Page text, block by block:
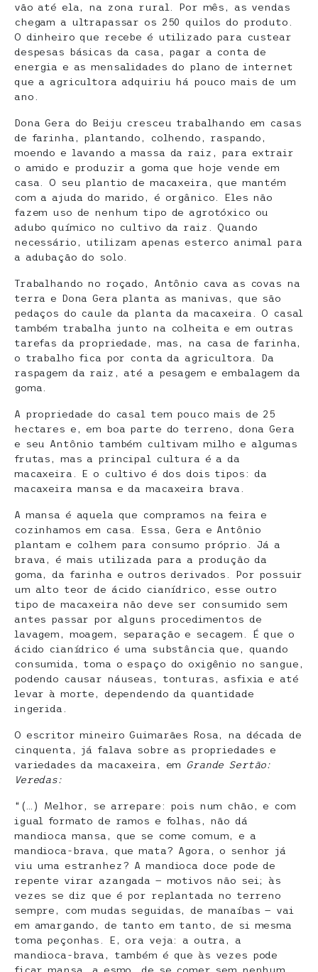
vão até ela, na zona rural. Por mês, as vendas
chegam a ultrapassar os 250 quilos do produto.
O dinheiro que recebe é utilizado para custear
despesas básicas da casa, pagar a conta de
energia e as mensalidades do plano de internet
que a agricultora adquiriu há pouco mais de um
ano.
Dona Gera do Beiju cresceu trabalhando em casas
de farinha, plantando, colhendo, raspando,
moendo e lavando a massa da raiz, para extrair
o amido e produzir a goma que hoje vende em
casa. O seu plantio de macaxeira, que mantém
com a ajuda do marido, é orgânico. Eles não
fazem uso de nenhum tipo de agrotóxico ou
adubo químico no cultivo da raiz. Quando
necessário, utilizam apenas esterco animal para
a adubação do solo.
Trabalhando no roçado, Antônio cava as covas na
terra e Dona Gera planta as manivas, que são
pedaços do caule da planta da macaxeira. O casal
também trabalha junto na colheita e em outras
tarefas da propriedade, mas, na casa de farinha,
o trabalho fica por conta da agricultora. Da
raspagem da raiz, até a pesagem e embalagem da
goma.
A propriedade do casal tem pouco mais de 25
hectares e, em boa parte do terreno, dona Gera
e seu Antônio também cultivam milho e algumas
frutas, mas a principal cultura é a da
macaxeira. E o cultivo é dos dois tipos: da
macaxeira mansa e da macaxeira brava.
A mansa é aquela que compramos na feira e
cozinhamos em casa. Essa, Gera e Antônio
plantam e colhem para consumo próprio. Já a
brava, é mais utilizada para a produção da
goma, da farinha e outros derivados. Por possuir
um alto teor de ácido cianídrico, esse outro
tipo de macaxeira não deve ser consumido sem
antes passar por alguns procedimentos de
lavagem, moagem, separação e secagem. É que o
ácido cianídrico é uma substância que, quando
consumida, toma o espaço do oxigênio no sangue,
podendo causar náuseas, tonturas, asfixia e até
levar à morte, dependendo da quantidade
ingerida.
O escritor mineiro Guimarães Rosa, na década de
cinquenta, já falava sobre as propriedades e
variedades da macaxeira, em
Grande Sertão:
Veredas:
“(…) Melhor, se arrepare: pois num chão, e com
igual formato de ramos e folhas, não dá
mandioca mansa, que se come comum, e a
mandioca-brava, que mata? Agora, o senhor já
viu uma estranhez? A mandioca doce pode de
repente virar azangada — motivos não sei; às
vezes se diz que é por replantada no terreno
sempre, com mudas seguidas, de manaíbas — vai
em amargando, de tanto em tanto, de si mesma
toma peçonhas. E, ora veja: a outra, a
mandioca-brava, também é que às vezes pode